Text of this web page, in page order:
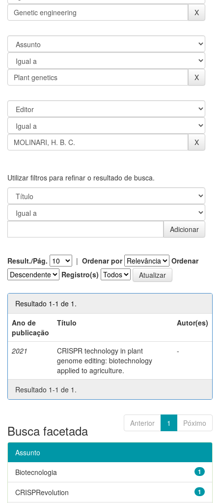
Utilizar filtros para refinar o resultado de busca.
Result./Pág. | Ordenar por
Ordenar
Registro(s)
Resultado 1-1 de 1.
Ano de
publicação
Título Autor(es)
2021
CRISPR technology in plant
genome editing: biotechnology
applied to agriculture.
-
Resultado 1-1 de 1.
Anterior 1 Póximo
Busca facetada
Assunto
1
Biotecnologia
1
CRISPRevolution